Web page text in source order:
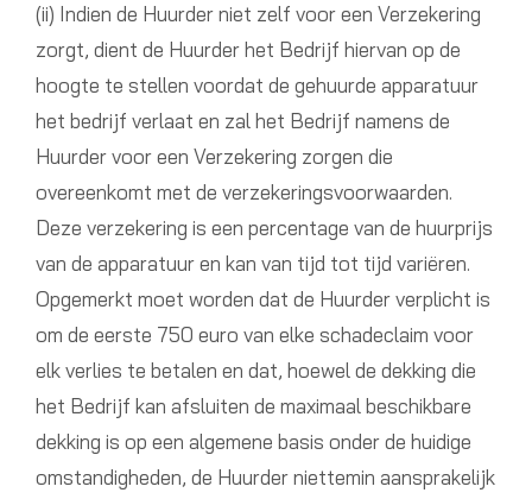
(ii) Indien de Huurder niet zelf voor een Verzekering
zorgt, dient de Huurder het Bedrijf hiervan op de
hoogte te stellen voordat de gehuurde apparatuur
het bedrijf verlaat en zal het Bedrijf namens de
Huurder voor een Verzekering zorgen die
overeenkomt met de verzekeringsvoorwaarden.
Deze verzekering is een percentage van de huurprijs
van de apparatuur en kan van tijd tot tijd variëren.
Opgemerkt moet worden dat de Huurder verplicht is
om de eerste 750 euro van elke schadeclaim voor
elk verlies te betalen en dat, hoewel de dekking die
het Bedrijf kan afsluiten de maximaal beschikbare
dekking is op een algemene basis onder de huidige
omstandigheden, de Huurder niettemin aansprakelijk